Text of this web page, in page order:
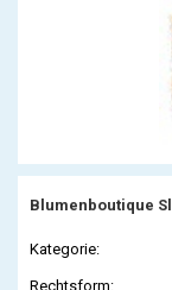
Blumenboutique
Kategorie:
Rechtsform: